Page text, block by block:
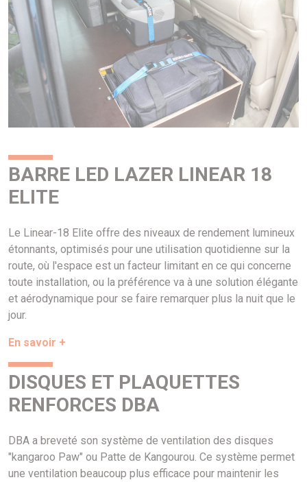
BARRE LED LAZER LINEAR 18
ELITE
Le Linear-18 Elite offre des niveaux de rendement lumineux
étonnants, optimisés pour une utilisation quotidienne sur la
route, où l'espace est un facteur limitant en ce qui concerne
toute installation, ou la préférence va à une solution élégante
et aérodynamique pour se faire remarquer plus la nuit que le
jour.
En savoir +
DISQUES ET PLAQUETTES
RENFORCES DBA
DBA a breveté son système de ventilation des disques
"kangaroo Paw" ou Patte de Kangourou. Ce système permet
une ventilation beaucoup plus efficace pour maintenir les